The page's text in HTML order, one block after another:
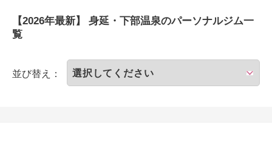
【2026年最新】 身延・下部温泉のパーソナルジム一
覧
並び替え：